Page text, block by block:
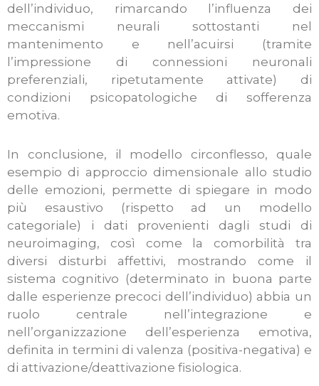
dell’individuo, rimarcando l’influenza dei
meccanismi neurali sottostanti nel
mantenimento e nell’acuirsi (tramite
l’impressione di connessioni neuronali
preferenziali, ripetutamente attivate) di
condizioni psicopatologiche di sofferenza
emotiva.
In conclusione, il modello circonflesso, quale
esempio di approccio dimensionale allo studio
delle emozioni, permette di spiegare in modo
più esaustivo (rispetto ad un modello
categoriale) i dati provenienti dagli studi di
neuroimaging, così come la comorbilità tra
diversi disturbi affettivi, mostrando come il
sistema cognitivo (determinato in buona parte
dalle esperienze precoci dell’individuo) abbia un
ruolo centrale nell’integrazione e
nell’organizzazione dell’esperienza emotiva,
definita in termini di valenza (positiva-negativa) e
di attivazione/deattivazione fisiologica.